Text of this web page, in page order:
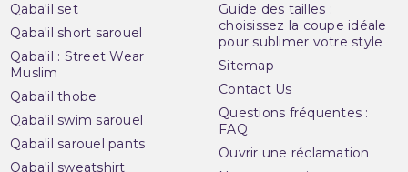
Qaba'il set
Qaba'il short sarouel
Qaba'il : Street Wear
Muslim
Qaba'il thobe
Qaba'il swim sarouel
Qaba'il sarouel pants
Qaba'il sweatshirt
Guide des tailles :
choisissez la coupe idéale
pour sublimer votre style
Sitemap
Contact Us
Questions fréquentes :
FAQ
Ouvrir une réclamation